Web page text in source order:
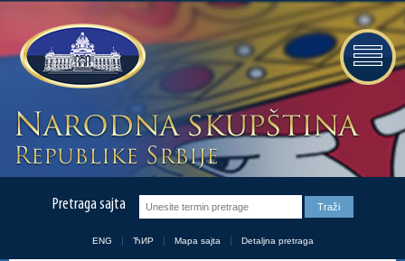
Pretraga sajta
ENG ЋИР Mapa sajta Detaljna pretraga